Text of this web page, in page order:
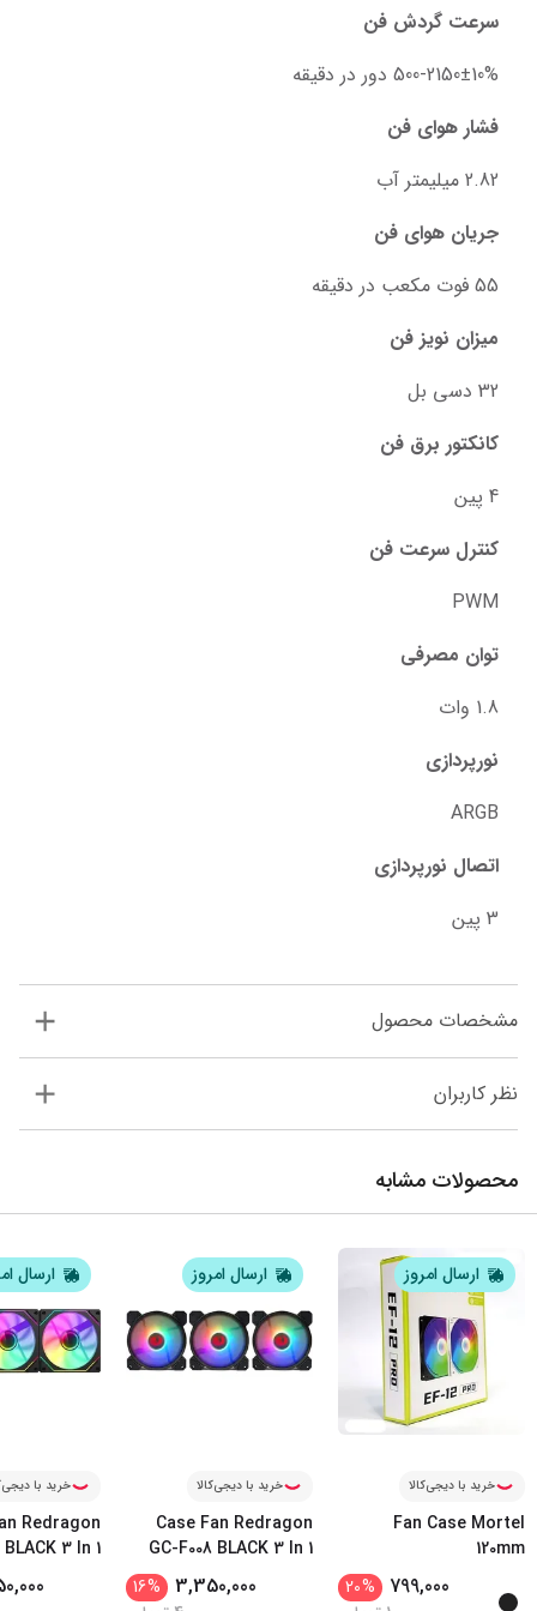
سرعت گردش فن
500-2150±10% دور در دقیقه
فشار هوای فن
2.82 میلیمتر آب
جریان هوای فن
55 فوت مکعب در دقیقه
میزان نویز فن
32 دسی بل
کانکتور برق فن
4 پین
کنترل سرعت فن
PWM
توان مصرفی
1.8 وات
نورپردازی
ARGB
اتصال نورپردازی
3 پین
مشخصات محصول
نظر کاربران
محصولات مشابه
ارسال امروز
خرید با دیجی‌کالا
Fan Case Mortel
120mm
799,000
%
20
ارسال امروز
خرید با دیجی‌کالا
Case Fan Redragon
GC-F008 BLACK 3 In 1
3,350,000
%
16
ارسال
خرید با
Redragon
3 In 1